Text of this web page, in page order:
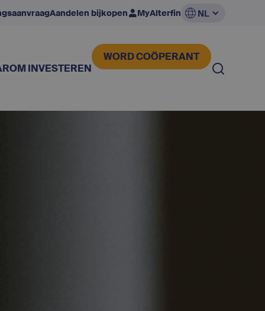
Aandelen bijkopen MyAlterfin NL
INVESTEREN
WORD COÖPERANT